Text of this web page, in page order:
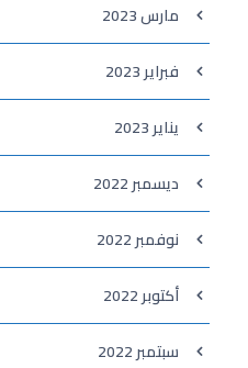
مارس 2023
فبراير 2023
يناير 2023
ديسمبر 2022
نوفمبر 2022
أكتوبر 2022
سبتمبر 2022